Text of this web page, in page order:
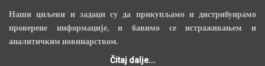
Наши циљеви и задаци су да прикупљамо и дистрибуирамо
проверене информације, и бавимо се истраживањем и
аналитичким новинарством.
Čitaj dalje...